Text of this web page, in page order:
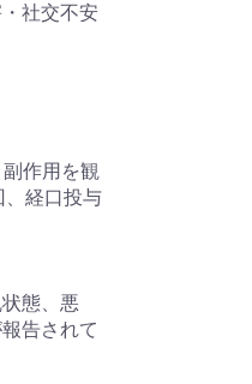
社交不安
作用を観
経口投与
態、悪
告されて